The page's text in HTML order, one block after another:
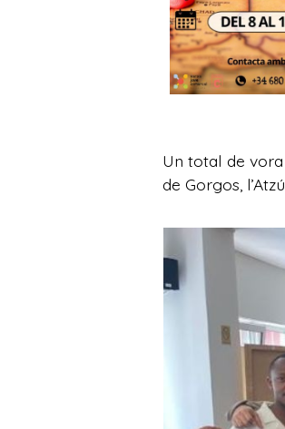
Un total de
de Gorgos,